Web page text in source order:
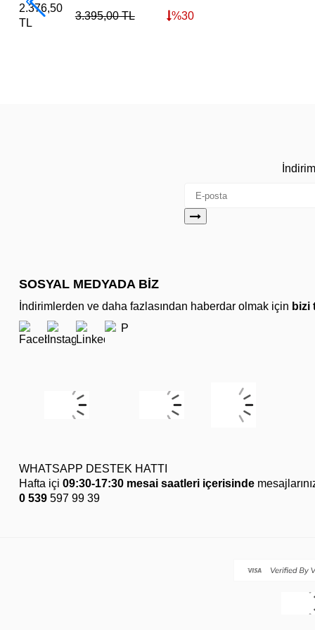
2.376,50
TL
3.395,00TL %30
SOSYAL MEDYADA BİZ
İndirimlerden ve daha fazlasından haberdar olmak için bizi
WHATSAPP DESTEK HATTI
Hafta içi 09:30-17:30 mesai saatleri içerisinde
0 539 597 99 39